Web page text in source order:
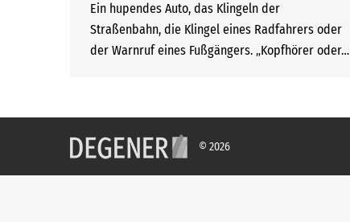
Ein hupendes Auto, das Klingeln der
Straßenbahn, die Klingel eines Radfahrers oder
der Warnruf eines Fußgängers. „Kopfhörer oder…
© 2026